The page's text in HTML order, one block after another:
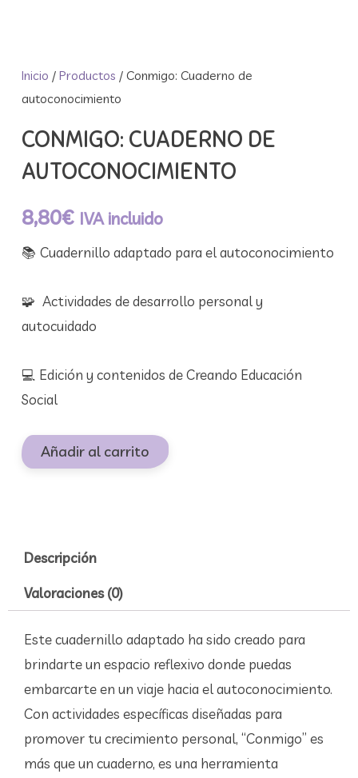
Inicio / Productos / Conmigo: Cuaderno de
autoconocimiento
CONMIGO: CUADERNO DE
AUTOCONOCIMIENTO
8,80€ IVA incluido
📚 Cuadernillo adaptado para el autoconocimiento
🧩 Actividades de desarrollo personal y
autocuidado
💻 Edición y contenidos de Creando Educación
Social
Añadir al carrito
Descripción
Valoraciones (0)
Este cuadernillo adaptado ha sido creado para
brindarte un espacio reflexivo donde puedas
embarcarte en un viaje hacia el autoconocimiento.
Con actividades específicas diseñadas para
promover tu crecimiento personal, “Conmigo” es
más que un cuaderno, es una herramienta